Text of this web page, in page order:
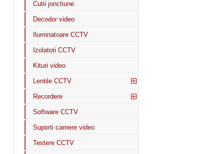
Cutii jonctiune
Decodor video
Iluminatoare CCTV
Izolatori CCTV
Kituri video
Lentile CCTV
Recordere
Software CCTV
Suporti camere video
Testere CCTV